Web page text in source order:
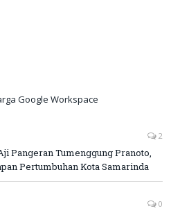
Google Workspace
2
Pangeran Tumenggung Pranoto,
Pertumbuhan Kota Samarinda
0